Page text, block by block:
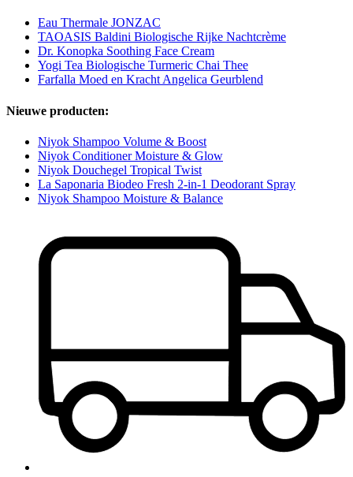
Eau Thermale JONZAC
TAOASIS Baldini Biologische Rijke Nachtcrème
Dr. Konopka Soothing Face Cream
Yogi Tea Biologische Turmeric Chai Thee
Farfalla Moed en Kracht Angelica Geurblend
Nieuwe producten:
Niyok Shampoo Volume & Boost
Niyok Conditioner Moisture & Glow
Niyok Douchegel Tropical Twist
La Saponaria Biodeo Fresh 2-in-1 Deodorant Spray
Niyok Shampoo Moisture & Balance